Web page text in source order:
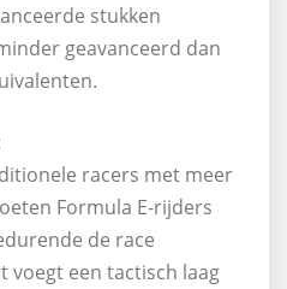
stukken
geavanceerd dan
racers met meer
Formula E-rijders
de race
voegt een tactisch laag